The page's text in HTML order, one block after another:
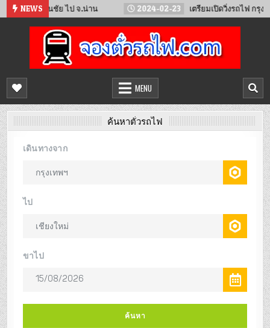
Skip NEWS
ย ไป จ.น่าน 2024-02-23 เตรียมเปิดวิ่งรถไฟ กรุงเทพ – สถานีเวี
จองตั๋วรถไฟออนไลน์
จำหน่ายตั๋วรถไฟล่วงหน้า จองได้ 24 ชั่วโมง
MENU
ค้นหาตั๋วรถไฟ